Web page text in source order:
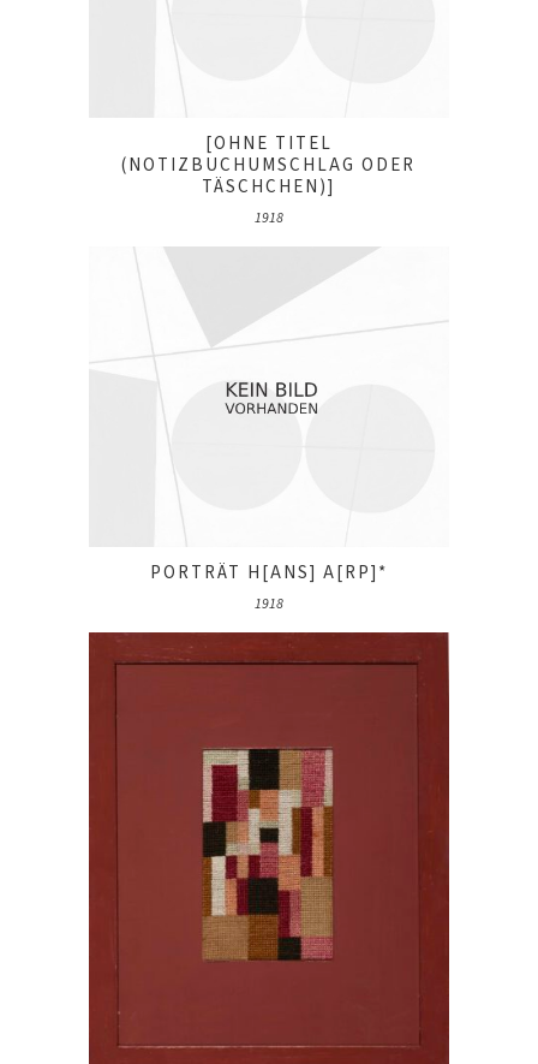
[OHNE TITEL
(NOTIZBUCHUMSCHLAG ODER
TÄSCHCHEN)]
1918
PORTRÄT H[ANS] A[RP]*
1918